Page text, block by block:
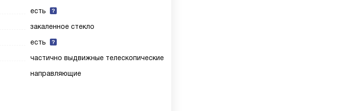
есть
закаленное стекло
есть
частично выдвижные телескопические
направляющие